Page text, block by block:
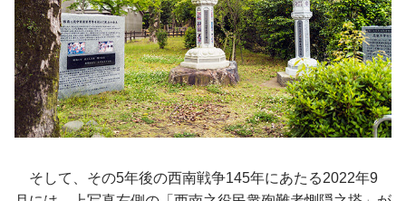
そして、その5年後の西南戦争145年にあたる2022年9